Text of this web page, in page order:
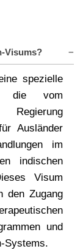
e-Ayush-Visums?
spezielle
die vom
Regierung
Ausländer
im
indischen
Visum
den Zugang
und
Systems.